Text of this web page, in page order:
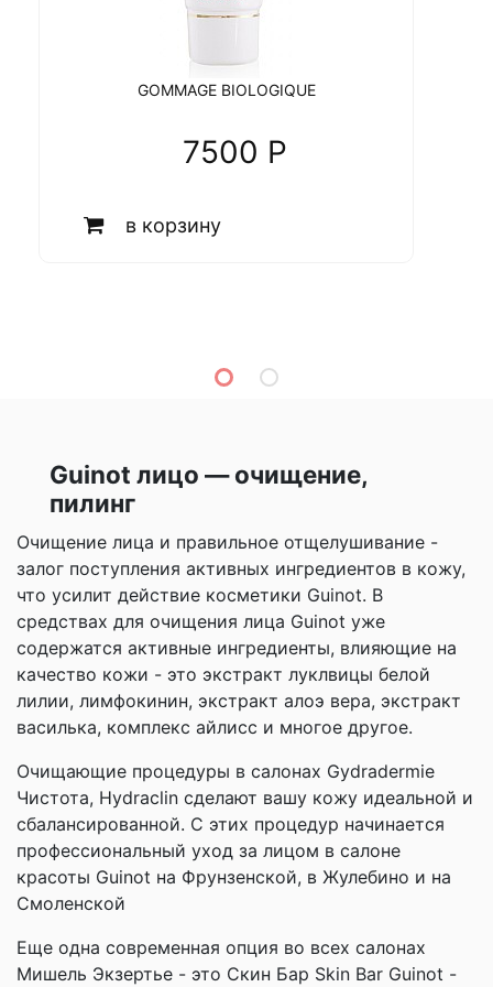
GOMMAGE BIOLOGIQUE
7500 P
в корзину
Guinot лицо — очищение,
пилинг
Очищение лица и правильное отщелушивание -
залог поступления активных ингредиентов в кожу,
что усилит действие косметики Guinot. В
средствах для очищения лица Guinot уже
содержатся активные ингредиенты, влияющие на
качество кожи - это экстракт луклвицы белой
лилии, лимфокинин, экстракт алоэ вера, экстракт
василька, комплекс айлисс и многое другое.
Очищающие процедуры в салонах Gydradermie
Чистота, Hydraclin сделают вашу кожу идеальной и
сбалансированной. С этих процедур начинается
профессиональный уход за лицом в салоне
красоты Guinot на Фрунзенской, в Жулебино и на
Смоленской
Еще одна современная опция во всех салонах
Мишель Экзертье - это Скин Бар Skin Bar Guinot -